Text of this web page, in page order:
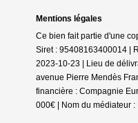
Mentions légales
Ce bien fait partie d'une
Siret : 95408163400014 |
2023-10-23 | Lieu de
avenue Pierre Mendès
financière : Compagnie
000€ | Nom du médiateur :